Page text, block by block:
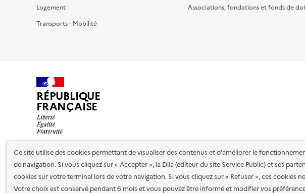
Ce site utilise des cookies permettant de visualiser des contenus et d'améliorer le
de navigation. Si vous cliquez sur « Accepter », la Dila (éditeur du site Service Public) et ses
cookies sur votre terminal lors de votre navigation. Si vous cliquez sur « Refuser », ces cookies
Votre choix est conservé pendant 6 mois et vous pouvez être informé et modifier vos
Logement
Transports - Mobilité
Associations, fondations et fonds de
RÉPUBLIQUE
FRANÇAISE
Nos partenaires